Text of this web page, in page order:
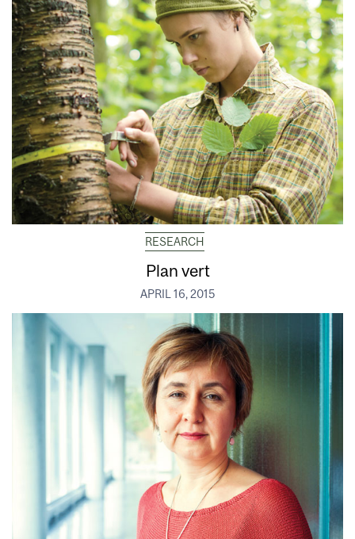
RESEARCH
Plan vert
APRIL 16, 2015